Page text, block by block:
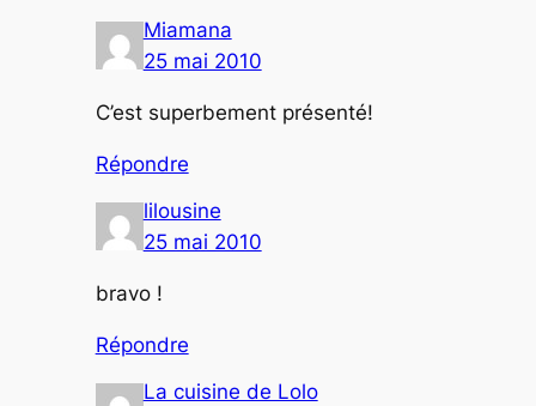
Miamana
25 mai 2010
C’est superbement présenté!
Répondre
lilousine
25 mai 2010
bravo !
Répondre
La cuisine de Lolo